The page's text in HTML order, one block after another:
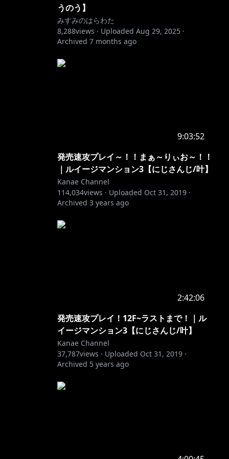
うのう】
みすみのはらわた
8,288views · Uploaded Aug 29, 2025 ·
Archived 7 months ago
9:03:52
発売速攻プレイ～！！まぁ～りぃお～！！
｜ルイージマンション3【にじさんじ/叶】
Kanae Channel
114,034views · Uploaded Oct 31, 2019 ·
Archived 3 years ago
2:42:06
発売速攻プレイ！12F~ラストまで！｜ル
イージマンション3【にじさんじ/叶】
Kanae Channel
37,787views · Uploaded Oct 31, 2019 ·
Archived 5 years ago